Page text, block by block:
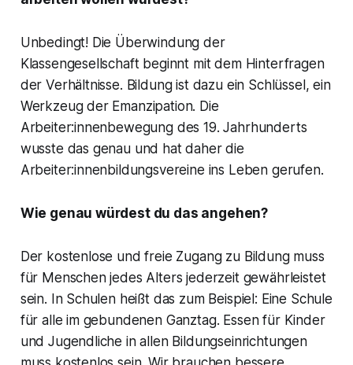
Unbedingt! Die Überwindung der
Klassengesellschaft beginnt mit dem Hinterfragen
der Verhältnisse. Bildung ist dazu ein Schlüssel, ein
Werkzeug der Emanzipation. Die
Arbeiter:innenbewegung des 19. Jahrhunderts
wusste das genau und hat daher die
Arbeiter:innenbildungsvereine ins Leben gerufen.
Wie genau würdest du das angehen?
Der kostenlose und freie Zugang zu Bildung muss
für Menschen jedes Alters jederzeit gewährleistet
sein. In Schulen heißt das zum Beispiel: Eine Schule
für alle im gebundenen Ganztag. Essen für Kinder
und Jugendliche in allen Bildungseinrichtungen